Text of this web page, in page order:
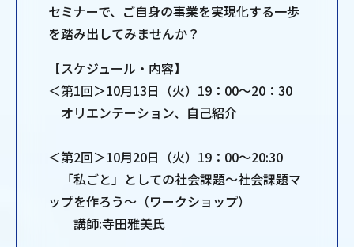
セミナーで、ご自身の事業を実現化する一歩
を踏み出してみませんか？
【スケジュール・内容】
＜第1回＞10月13日（火）19：00～20：30
オリエンテーション、自己紹介
＜第2回＞10月20日（火）19：00～20:30
「私ごと」としての社会課題～社会課題マ
ップを作ろう～（ワークショップ）
講師:寺田雅美氏